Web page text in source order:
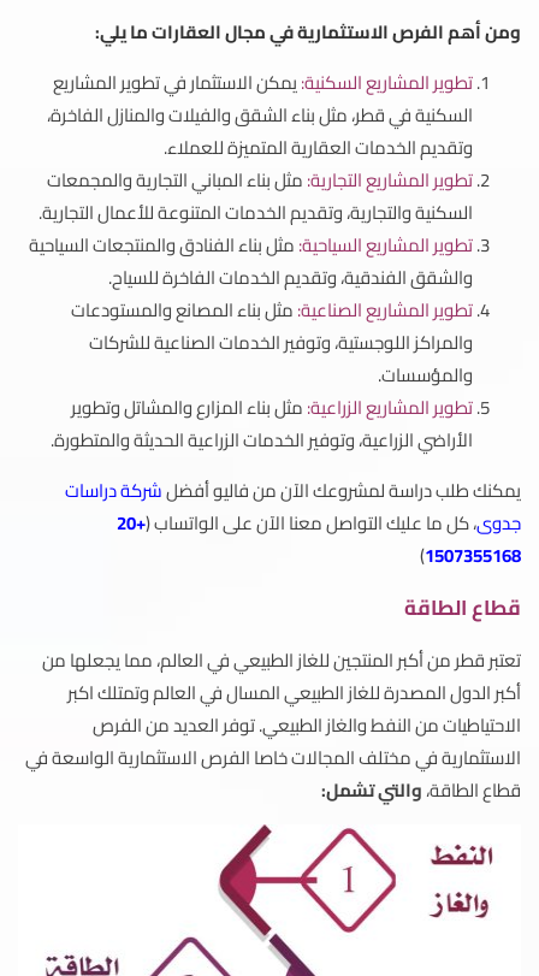
ومن أهم الفرص الاستثمارية في مجال العقارات ما يلي:
تطوير المشاريع السكنية:يمكن الاستثمار في تطوير المشاريع
السكنية في قطر، مثل بناء الشقق والفيلات والمنازل الفاخرة،
وتقديم الخدمات العقارية المتميزة للعملاء.
تطوير المشاريع التجارية:مثل بناء المباني التجارية والمجمعات
السكنية والتجارية، وتقديم الخدمات المتنوعة للأعمال التجارية.
تطوير المشاريع السياحية:مثل بناء الفنادق والمنتجعات السياحية
والشقق الفندقية، وتقديم الخدمات الفاخرة للسياح.
تطوير المشاريع الصناعية:مثل بناء المصانع والمستودعات
والمراكز اللوجستية، وتوفير الخدمات الصناعية للشركات
والمؤسسات.
تطوير المشاريع الزراعية:مثل بناء المزارع والمشاتل وتطوير
الأراضي الزراعية، وتوفير الخدمات الزراعية الحديثة والمتطورة.
يمكنك طلب دراسة لمشروعك الآن من فاليو أفضلشركة دراسات
جدوى، كل ما عليك التواصل معنا الآن على الواتساب ( +20
1507355168
)
قطاع الطاقة
تعتبر قطر من أكبر المنتجين للغاز الطبيعي في العالم، مما يجعلها من
أكبر الدول المصدرة للغاز الطبيعي المسال في العالم وتمتلك اكبر
الاحتياطيات من النفط والغاز الطبيعي. توفر العديد من الفرص
الاستثمارية في مختلف المجالات خاصا الفرص الاستثمارية الواسعة في
قطاع الطاقة،والتي تشمل: